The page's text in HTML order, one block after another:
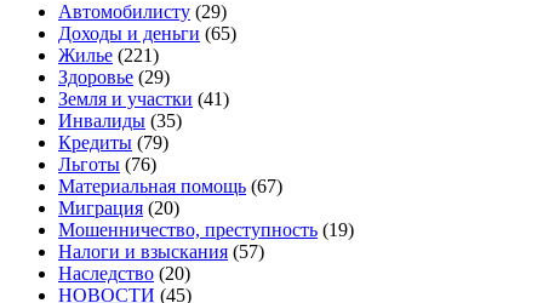
Автомобилисту (29)
Доходы и деньги (65)
Жилье (221)
Здоровье (29)
Земля и участки (41)
Инвалиды (35)
Кредиты (79)
Льготы (76)
Материальная помощь (67)
Миграция (20)
Мошенничество, преступность (19)
Налоги и взыскания (57)
Наследство (20)
НОВОСТИ (45)